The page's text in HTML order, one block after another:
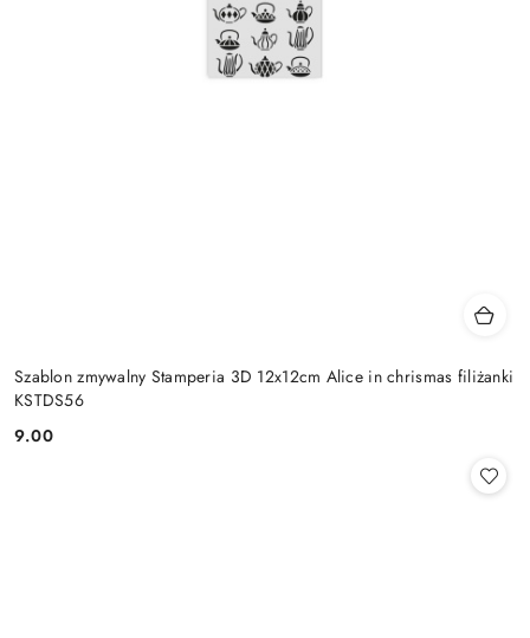
Szablon zmywalny Stamperia 3D 12x12cm Alice in chrismas filiżanki
KSTDS56
Cena:
9.00